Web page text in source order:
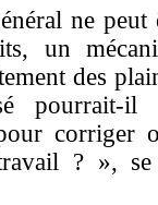
ne peut
un
des
pourrait-il
corriger
? », se